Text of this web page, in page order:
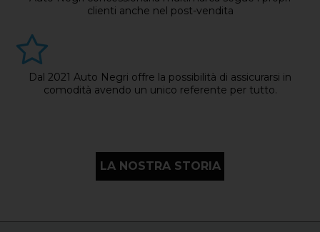
clienti anche nel post-vendita
Dal 2021 Auto Negri offre la possibilità di assicurarsi in
comodità avendo un unico referente per tutto.
LA NOSTRA STORIA